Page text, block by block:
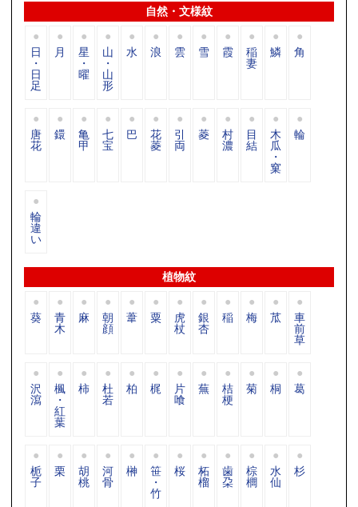
自然・文様紋
日
・
日
足
月 星
・
曜
山
・
山
形
水 浪 雲 雪 霞 稲
妻
鱗 角
唐
花
鐶 亀
甲
七
宝
巴 花
菱
引
両
菱 村
濃
目
結
木
瓜
・
窠
輪
輪
違
い
植物紋
葵 青
木
麻 朝
顔
葦 粟 虎
杖
銀
杏
稲 梅 苽 車
前
草
沢
瀉
楓
・
紅
葉
柿 杜
若
柏 梶 片
喰
蕪 桔
梗
菊 桐 葛
栀
子
栗 胡
桃
河
骨
榊 笹
・
竹
桜 柘
榴
歯
朶
棕
櫚
水
仙
杉